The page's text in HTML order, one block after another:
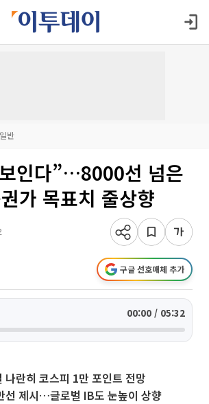
일반
인다”…8000선 넘은
가 목표치 줄상향
구글 선호매체 추가
00:00 / 05:32
나란히 코스피 1만 포인트 전망
선 제시…글로벌 IB도 눈높이 상향